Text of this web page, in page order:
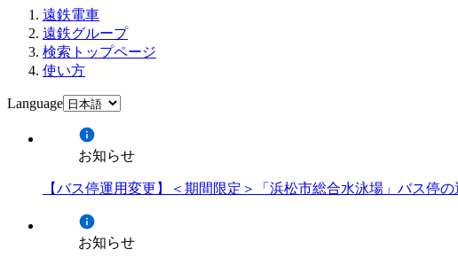
遠鉄電車
遠鉄グループ
検索トップページ
使い方
Language
お知らせ
【バス停運用変更】＜期間限定＞「浜松市総合水泳場」バス停
お知らせ